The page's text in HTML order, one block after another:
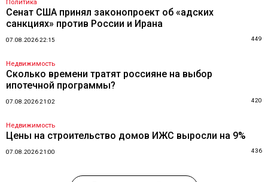
Политика
Сенат США принял законопроект об «адских
санкциях» против России и Ирана
07.08.2026 22:15 449
Недвижимость
Сколько времени тратят россияне на выбор
ипотечной программы?
07.08.2026 21:02 420
Недвижимость
Цены на строительство домов ИЖС выросли на 9%
07.08.2026 21:00 436